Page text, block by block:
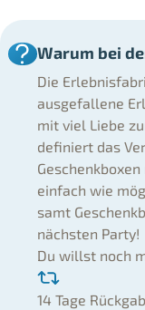
Warum bei
Die
ausgefallene
mit viel Liebe
definiert das
einfach wie
samt
nächsten Party!
Du willst noch
14 Tage